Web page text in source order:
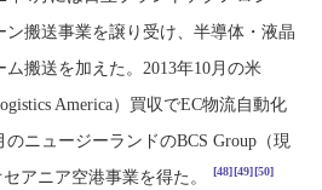
搬送事業を譲り受け、半導体・液晶
搬送を加えた。2013年10月の米
America）買収でEC物流自動化
ニュージーランドのBCS Group（現
アニア空港事業を得た。
[48][49][50]